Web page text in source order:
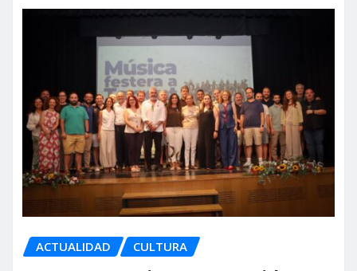
ACTUALIDAD CULTURA